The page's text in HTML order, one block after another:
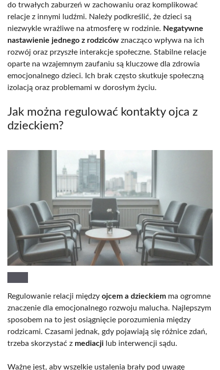
do trwałych zaburzeń w zachowaniu oraz komplikować
relacje z innymi ludźmi. Należy podkreślić, że dzieci są
niezwykle wrażliwe na atmosferę w rodzinie. Negatywne
nastawienie jednego z rodziców znacząco wpływa na ich
rozwój oraz przyszłe interakcje społeczne. Stabilne relacje
oparte na wzajemnym zaufaniu są kluczowe dla zdrowia
emocjonalnego dzieci. Ich brak często skutkuje społeczną
izolacją oraz problemami w dorosłym życiu.
Jak można regulować kontakty ojca z
dzieckiem?
Regulowanie relacji między ojcem a dzieckiem ma ogromne
znaczenie dla emocjonalnego rozwoju malucha. Najlepszym
sposobem na to jest osiągnięcie porozumienia między
rodzicami. Czasami jednak, gdy pojawiają się różnice zdań,
trzeba skorzystać z mediacji lub interwencji sądu.
Ważne jest, aby wszelkie ustalenia brały pod uwagę